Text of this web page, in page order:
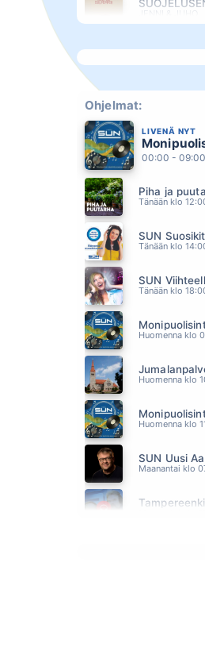
05.12
BACK TO
05.07
UNOHDUN
EIJA KANTOLA
05.03
VALHALLA
ANTTI
04.58
MAROON 5
04.54
SAMULI
04.49
VAHTERA
04.46
RESSU
04.41
JARNO
04.39
MILJOONASADE
04.34
BEHM
04.31
CHRISTIE
Ohjelmat:
LIVENÄ NYT
00:00 - 09:00
Piha ja
SUN
Tänään klo
Tänään klo
Huomenna klo
Huomenna klo
Huomenna klo
SUN Uusi